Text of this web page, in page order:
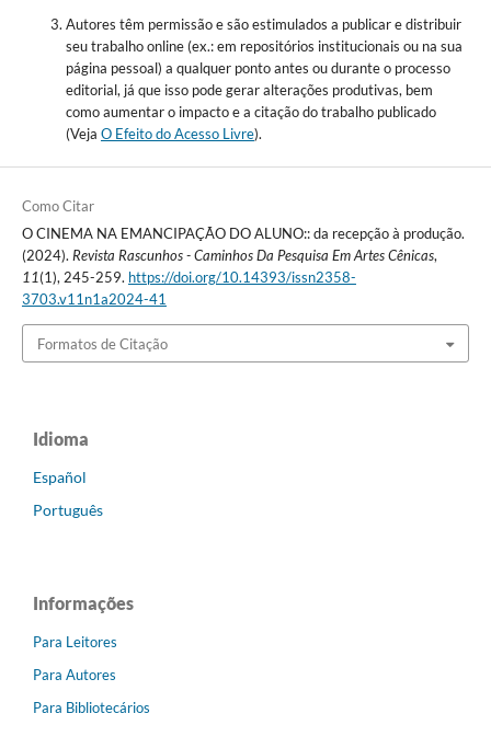
Autores têm permissão e são estimulados a publicar e distribuir
seu trabalho online (ex.: em repositórios institucionais ou na sua
página pessoal) a qualquer ponto antes ou durante o processo
editorial, já que isso pode gerar alterações produtivas, bem
como aumentar o impacto e a citação do trabalho publicado
(Veja O Efeito do Acesso Livre).
Como Citar
O CINEMA NA EMANCIPAÇÃO DO ALUNO:: da recepção à produção.
(2024). Revista Rascunhos - Caminhos Da Pesquisa Em Artes Cênicas,
11(1), 245-259. https://doi.org/10.14393/issn2358-
3703.v11n1a2024-41
Formatos de Citação
Idioma
Español
Português
Informações
Para Leitores
Para Autores
Para Bibliotecários